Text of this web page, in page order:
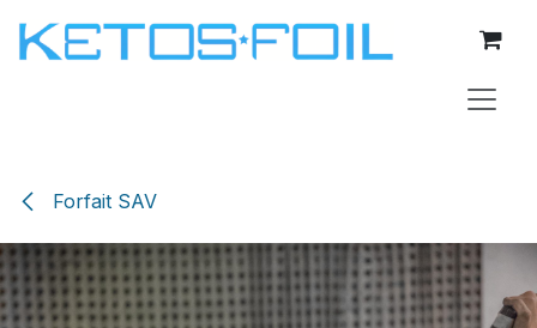
Forfait SAV